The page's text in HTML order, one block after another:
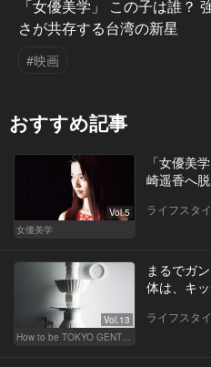
「女優美学」 この子は誰？
さが共存する台湾の新星
#映画
おすすめ記事
Vol.5
女優美学
「女優美
崎遥香へ
ライフスタ
Vol.13
How to be TOKYO GENTS 東京人よ、紳士たれ！
まるでガ
体は、キ
ライフスタ